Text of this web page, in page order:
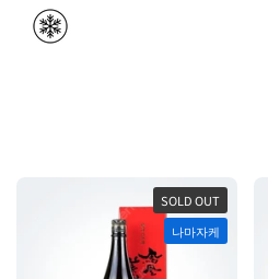
SOLD OUT
나마자케